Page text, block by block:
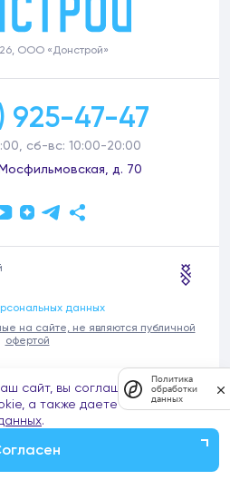
ООО «Донстрой»
925-47-47
сб-вс: 10:00-20:00
д. 70
данных
на сайте, не являются публичной
офертой
предложений частных услуг от
(проведения ремонтов, продажи
обращаем внимание на то, что
таких услуг, не имеет
и не обращается к частным
сайт, вы соглашаетесь на
а также даете согласие на
.
Политика
обработки
данных